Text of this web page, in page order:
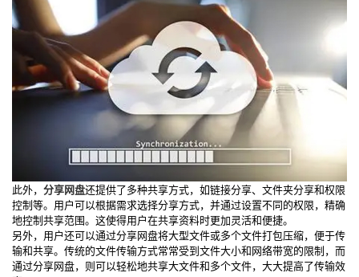
此外， 分享网盘还提供了多种共享方式，如链接分享、文件夹分享和权限
控制等。用户可以根据需求选择分享方式，并通过设置不同的权限，精确
地控制共享范围。这使得用户在共享资料时更加灵活和便捷。
另外，用户还可以通过分享网盘将大型文件或多个文件打包压缩，便于传
输和共享。传统的文件传输方式常常受到文件大小和网络带宽的限制，而
通过分享网盘，则可以轻松地共享大文件和多个文件，大大提高了传输效